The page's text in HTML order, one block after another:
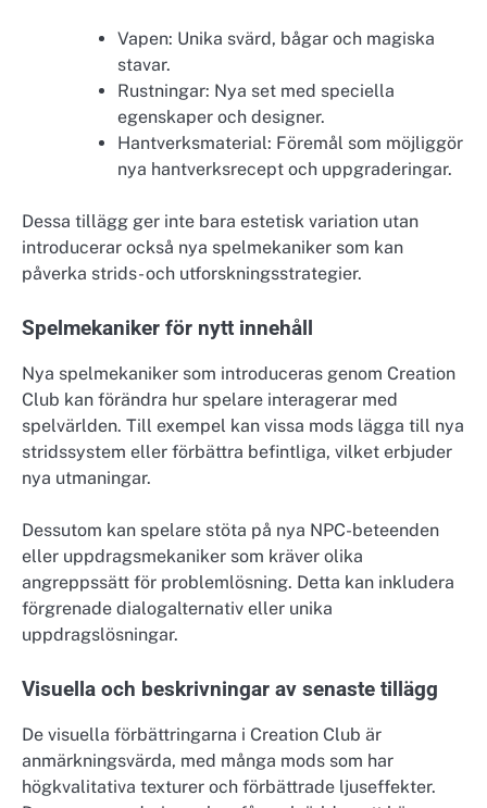
Vapen: Unika svärd, bågar och magiska
stavar.
Rustningar: Nya set med speciella
egenskaper och designer.
Hantverksmaterial: Föremål som möjliggör
nya hantverksrecept och uppgraderingar.
Dessa tillägg ger inte bara estetisk variation utan
introducerar också nya spelmekaniker som kan
påverka strids- och utforskningsstrategier.
Spelmekaniker för nytt innehåll
Nya spelmekaniker som introduceras genom Creation
Club kan förändra hur spelare interagerar med
spelvärlden. Till exempel kan vissa mods lägga till nya
stridssystem eller förbättra befintliga, vilket erbjuder
nya utmaningar.
Dessutom kan spelare stöta på nya NPC-beteenden
eller uppdragsmekaniker som kräver olika
angreppssätt för problemlösning. Detta kan inkludera
förgrenade dialogalternativ eller unika
uppdragslösningar.
Visuella och beskrivningar av senaste tillägg
De visuella förbättringarna i Creation Club är
anmärkningsvärda, med många mods som har
högkvalitativa texturer och förbättrade ljuseffekter.